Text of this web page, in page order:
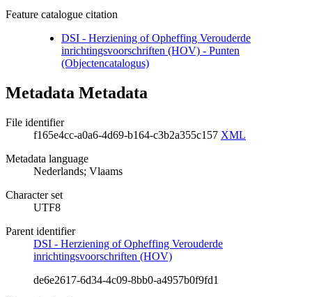
Feature catalogue citation
DSI - Herziening of Opheffing Verouderde
inrichtingsvoorschriften (HOV) - Punten
(Objectencatalogus)
Metadata Metadata
File identifier
f165e4cc-a0a6-4d69-b164-c3b2a355c157 XML
Metadata language
Nederlands; Vlaams
Character set
UTF8
Parent identifier
DSI - Herziening of Opheffing Verouderde
inrichtingsvoorschriften (HOV)
de6e2617-6d34-4c09-8bb0-a4957b0f9fd1